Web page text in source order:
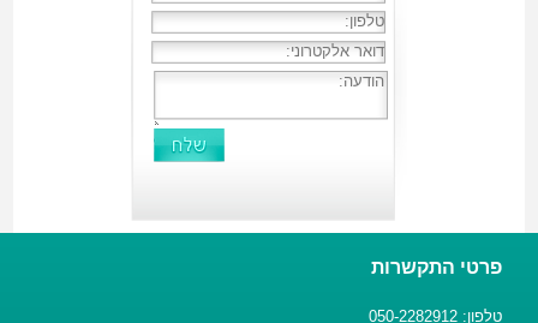
פרטי התקשרות
טלפון: 050-2282912